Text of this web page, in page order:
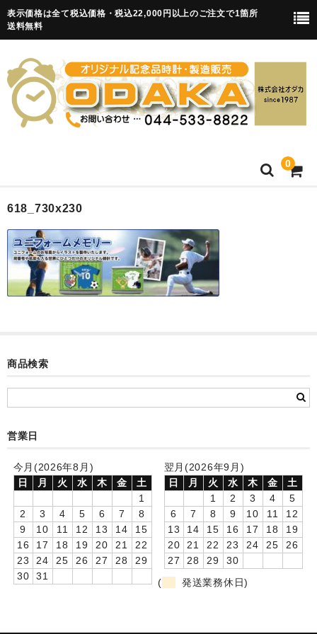
表示価格は全て税込価格・税込22,000円以上のご注文で1箇所
送料無料
0
HOME
卒園記念品
目覚まし時計(集合)
知育目覚まし時計(集合・園舎)
目覚まし時計(集合＋個別)
メロディ時計(集合)
お絵かきギャラリープラス(絵＋個別)
メロディ時計(個別)
知育時計
制服メモリー
618_730x230
商品検索
営業日
今月(2026年8月)
日
月 火 水 木 金
土
1
2
3 4 5 6 7
8
9
10 11 12 13 14
15
16
17 18 19 20 21
22
23
24 25 26 27 28
29
30
31
翌月(2026年9月)
日
月 火 水 木 金
土
1
2 3 4
5
6
7 8 9 10 11
12
13
14 15 16 17 18
19
20
21 22 23 24 25
26
27
28 29
30
(
発送業務休日)